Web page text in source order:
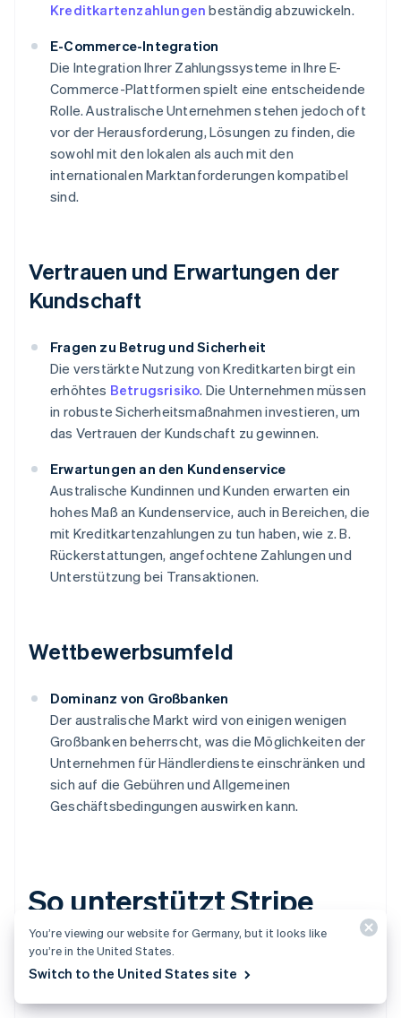
Kreditkartenzahlungen beständig abzuwickeln.
E-Commerce-Integration
Die Integration Ihrer Zahlungssysteme in Ihre E-
Commerce-Plattformen spielt eine entscheidende
Rolle. Australische Unternehmen stehen jedoch oft
vor der Herausforderung, Lösungen zu finden, die
sowohl mit den lokalen als auch mit den
internationalen Marktanforderungen kompatibel
sind.
Vertrauen und Erwartungen der
Kundschaft
Fragen zu Betrug und Sicherheit
Die verstärkte Nutzung von Kreditkarten birgt ein
erhöhtes Betrugsrisiko. Die Unternehmen müssen
in robuste Sicherheitsmaßnahmen investieren, um
das Vertrauen der Kundschaft zu gewinnen.
Erwartungen an den Kundenservice
Australische Kundinnen und Kunden erwarten ein
hohes Maß an Kundenservice, auch in Bereichen, die
mit Kreditkartenzahlungen zu tun haben, wie z. B.
Rückerstattungen, angefochtene Zahlungen und
Unterstützung bei Transaktionen.
Wettbewerbsumfeld
Dominanz von Großbanken
Der australische Markt wird von einigen wenigen
Großbanken beherrscht, was die Möglichkeiten der
Unternehmen für Händlerdienste einschränken und
sich auf die Gebühren und Allgemeinen
Geschäftsbedingungen auswirken kann.
So unterstützt Stripe
Kreditkartenzahlungen
in Australien
You’re viewing our website for Germany, but it looks like
you’re in the United States.
Switch to the United States site